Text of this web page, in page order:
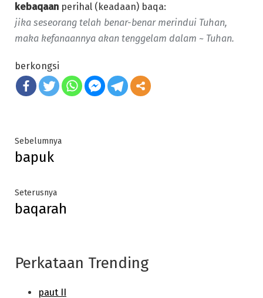
kebaqaan perihal (keadaan) baqa:
jika seseorang telah benar-benar merindui Tuhan,
maka kefanaannya akan tenggelam dalam ~ Tuhan.
berkongsi
Post
navigation
SebelumnyaPrevious
bapuk
SeterusnyaNext
post:
baqarah
Perkataan Trending